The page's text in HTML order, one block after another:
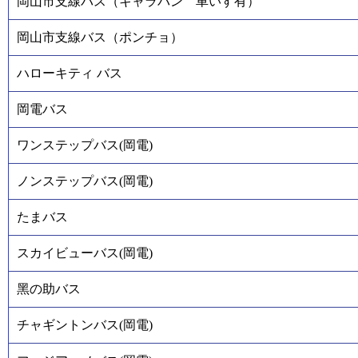
岡山市支線バス（ポンチョ）
ハローキティ バス
岡電バス
ワンステップバス(岡電)
ノンステップバス(岡電)
たまバス
スカイビューバス(岡電)
黑の助バス
チャギントンバス(岡電)